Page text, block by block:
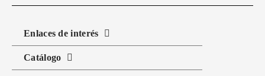
Enlaces de interés​
Catálogo